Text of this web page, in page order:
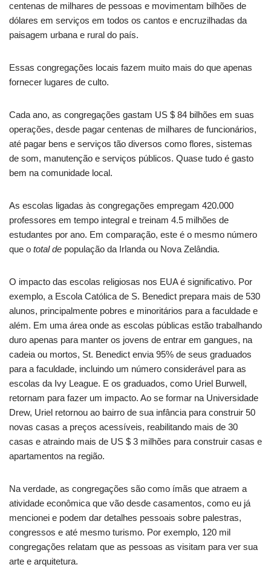
centenas de milhares de pessoas e movimentam bilhões de
dólares em serviços em todos os cantos e encruzilhadas da
paisagem urbana e rural do país.
Essas congregações locais fazem muito mais do que apenas
fornecer lugares de culto.
Cada ano, as congregações gastam US $ 84 bilhões em suas
operações, desde pagar centenas de milhares de funcionários,
até pagar bens e serviços tão diversos como flores, sistemas
de som, manutenção e serviços públicos. Quase tudo é gasto
bem na comunidade local.
As escolas ligadas às congregações empregam 420.000
professores em tempo integral e treinam 4.5 milhões de
estudantes por ano. Em comparação, este é o mesmo número
que o total de população da Irlanda ou Nova Zelândia.
O impacto das escolas religiosas nos EUA é significativo. Por
exemplo, a Escola Católica de S. Benedict prepara mais de 530
alunos, principalmente pobres e minoritários para a faculdade e
além. Em uma área onde as escolas públicas estão trabalhando
duro apenas para manter os jovens de entrar em gangues, na
cadeia ou mortos, St. Benedict envia 95% de seus graduados
para a faculdade, incluindo um número considerável para as
escolas da Ivy League. E os graduados, como Uriel Burwell,
retornam para fazer um impacto. Ao se formar na Universidade
Drew, Uriel retornou ao bairro de sua infância para construir 50
novas casas a preços acessíveis, reabilitando mais de 30
casas e atraindo mais de US $ 3 milhões para construir casas e
apartamentos na região.
Na verdade, as congregações são como ímãs que atraem a
atividade econômica que vão desde casamentos, como eu já
mencionei e podem dar detalhes pessoais sobre palestras,
congressos e até mesmo turismo. Por exemplo, 120 mil
congregações relatam que as pessoas as visitam para ver sua
arte e arquitetura.